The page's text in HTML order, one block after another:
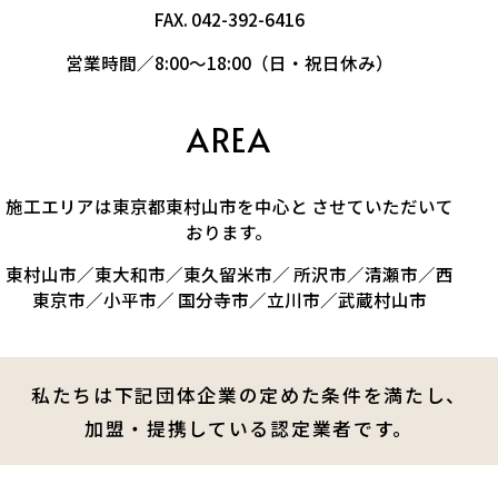
FAX. 042-392-6416
営業時間／8:00～18:00（日・祝日休み）
AREA
施工エリアは東京都東村山市を中心と させていただいて
おります。
東村山市／東大和市／東久留米市／ 所沢市／清瀬市／西
東京市／小平市／ 国分寺市／立川市／武蔵村山市
私たちは下記団体企業の定めた条件を満たし、
加盟・提携している認定業者です。